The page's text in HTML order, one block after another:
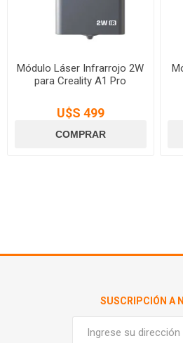
Módulo Láser Infrarrojo 2W
para Creality A1 Pro
U$S 499
SUSCRIPCIÓN A